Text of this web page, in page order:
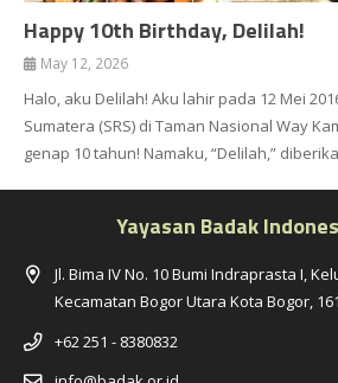
Happy 10th Birthday, Delilah!
May 12, 2026
Halo, aku Delilah! Aku lahir pada 12 Mei
Sumatera (SRS) di Taman Nasional Way
genap 10 tahun! Namaku, “Delilah,”
Yayasan Badak
Jl. Bima IV No. 10 Bumi Indraprasta I,
Kecamatan Bogor Utara Kota Bogor,
+62 251 - 8380832